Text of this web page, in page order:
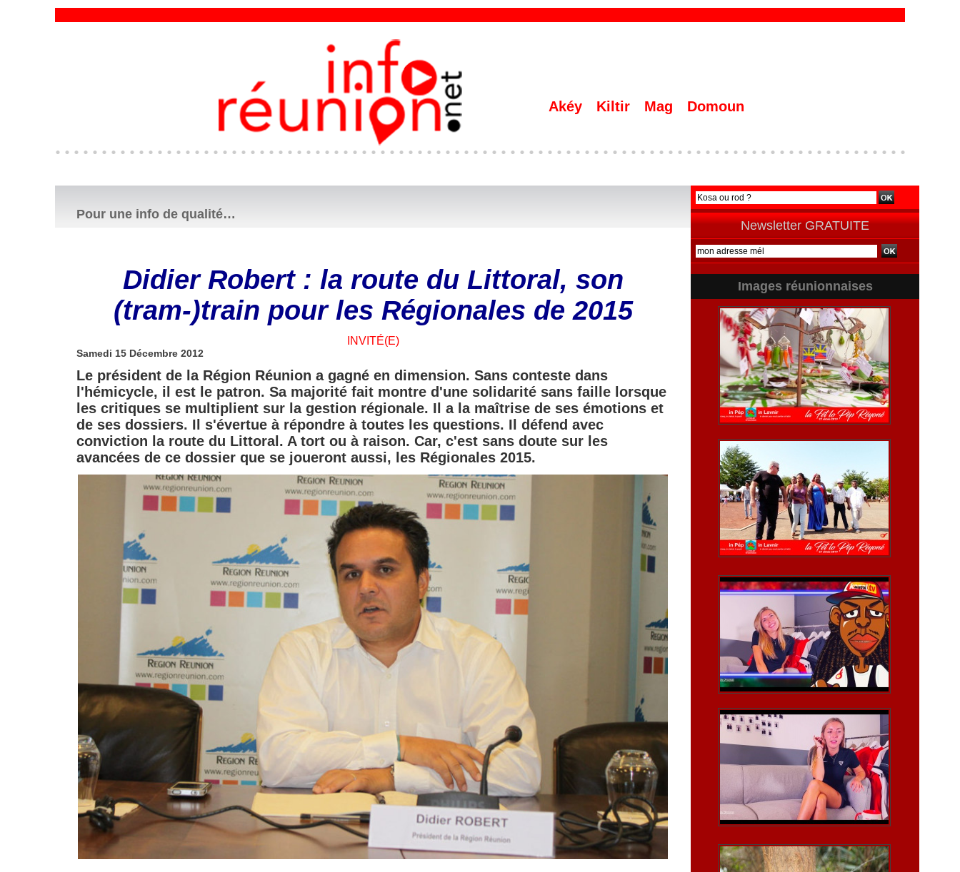
Akéy Kiltir Mag Domoun
Pour une info de qualité…
Didier Robert : la route du Littoral, son
(tram-)train pour les Régionales de 2015
INVITÉ(E)
Samedi 15 Décembre 2012
Le président de la Région Réunion a gagné en dimension. Sans conteste dans
l'hémicycle, il est le patron. Sa majorité fait montre d'une solidarité sans faille lorsque
les critiques se multiplient sur la gestion régionale. Il a la maîtrise de ses émotions et
de ses dossiers. Il s'évertue à répondre à toutes les questions. Il défend avec
conviction la route du Littoral. A tort ou à raison. Car, c'est sans doute sur les
avancées de ce dossier que se joueront aussi, les Régionales 2015.
Newsletter GRATUITE
Images réunionnaises